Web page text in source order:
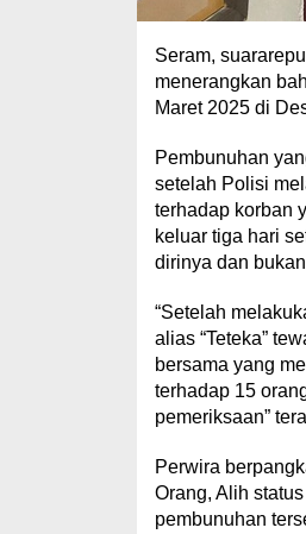
Seram,
menerangkan
Maret 2025 di
Pembunuhan
setelah Polisi
terhadap korban
keluar tiga hari
dirinya dan
“Setelah
alias “Teteka”
bersama yang
terhadap 15
pemeriksaan”
Perwira
Orang, Alih
pembunuhan